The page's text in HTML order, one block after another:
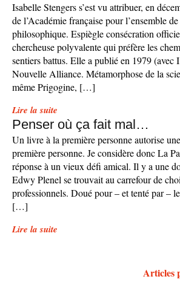
Isabelle Stengers s’est vu attribuer, en
de l’Académie française pour l’ensemble
philosophique. Espiègle consécration
chercheuse polyvalente qui préfère les
sentiers battus. Elle a publié en 1979 (avec
Nouvelle Alliance. Métamorphose de la
même Prigogine, […]
Lire la suite
Penser où ça fait mal…
Un livre à la première personne autorise
première personne. Je considère donc La
réponse à un vieux défi amical. Il y a une
Edwy Plenel se trouvait au carrefour de
professionnels. Doué pour – et tenté par –
[…]
Lire la suite
Articles